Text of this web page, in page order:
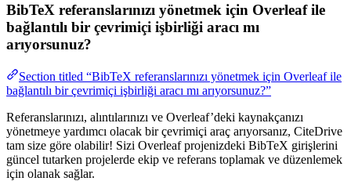
BibTeX referanslarınızı yönetmek için Overleaf ile
bağlantılı bir çevrimiçi işbirliği aracı mı
arıyorsunuz?
Section titled “BibTeX referanslarınızı yönetmek için Overleaf ile
bağlantılı bir çevrimiçi işbirliği aracı mı arıyorsunuz?”
Referanslarınızı, alıntılarınızı ve Overleaf’deki kaynakçanızı
yönetmeye yardımcı olacak bir çevrimiçi araç arıyorsanız, CiteDrive
tam size göre olabilir! Sizi Overleaf projenizdeki BibTeX girişlerini
güncel tutarken projelerde ekip ve referans toplamak ve düzenlemek
için olanak sağlar.